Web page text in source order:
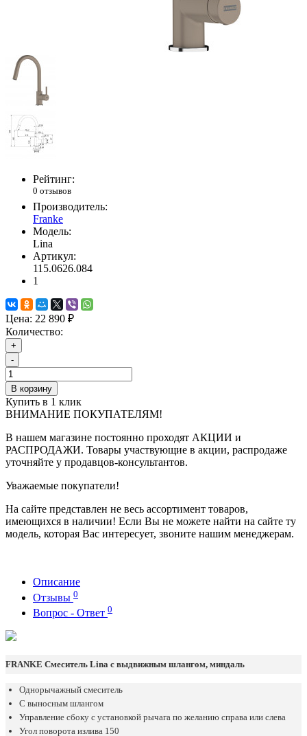
Рейтинг:
0 отзывов
Производитель:
Franke
Модель:
Lina
Артикул:
115.0626.084
1
Цена: 22 890 ₽
Количество:
+
-
В корзину
Купить в 1 клик
ВНИМАНИЕ ПОКУПАТЕЛЯМ!
В нашем магазине постоянно проходят АКЦИИ и
РАСПРОДАЖИ. Товары участвующие в акции, распродаже
уточняйте у продавцов-консультантов.
Уважаемые покупатели!
На сайте представлен не весь ассортимент товаров,
имеющихся в наличии! Если Вы не можете найти на сайте ту
модель, которая Вас интересует, звоните нашим менеджерам.
Описание
Отзывы 0
Вопрос - Ответ 0
FRANKE Смеситель Lina с выдвижным шлангом, миндаль
Однорычажный смеситель
С выносным шлангом
Управление сбоку с установкой рычага по желанию справа или слева
Угол поворота излива 150